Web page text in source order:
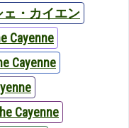
ェ・カイエン
Cayenne
Cayenne
Cayenne